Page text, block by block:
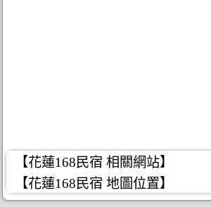
【花蓮168民宿 相關網站】
【花蓮168民宿 地圖位置】